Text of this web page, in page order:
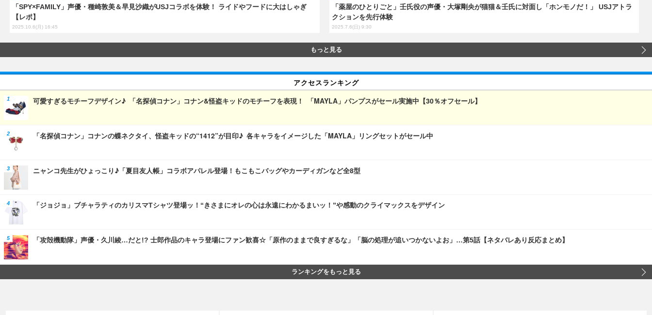
「SPY×FAMILY」声優・種崎敦美＆早見沙織がUSJコラボを体験！ ライドやフードに大はしゃぎ
【レポ】
2025.10.6(月) 16:45
「薬屋のひとりごと」壬氏役の声優・大塚剛央が猫猫＆壬氏に対面し「ホンモノだ！」 USJアトラ
クションを先行体験
2025.7.6(日) 9:30
もっと見る
アクセスランキング
可愛すぎるモチーフデザイン♪ 「名探偵コナン」コナン&怪盗キッドのモチーフを表現！ 「MAYLA」パンプスがセール実施中【30％オフセール】
「名探偵コナン」コナンの蝶ネクタイ、怪盗キッドの“1412”が目印♪ 各キャラをイメージした「MAYLA」リングセットがセール中
ニャンコ先生がひょっこり♪「夏目友人帳」コラボアパレル登場！もこもこバッグやカーディガンなど全8型
「ジョジョ」ブチャラティのカリスマTシャツ登場ッ！“きさまにオレの心は永遠にわかるまいッ！”や感動のクライマックスをデザイン
「攻殻機動隊」声優・久川綾…だと!? 士郎作品のキャラ登場にファン歓喜☆「原作のままで良すぎるな」「脳の処理が追いつかないよお」…第5話【ネタバレあり反応まとめ】
ランキングをもっと見る